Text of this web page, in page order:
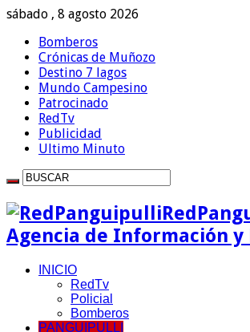
sábado , 8 agosto 2026
Bomberos
Crónicas de Muñozo
Destino 7 lagos
Mundo Campesino
Patrocinado
RedTv
Publicidad
Ultimo Minuto
Agencia de Información y
INICIO
RedTv
Policial
Bomberos
PANGUIPULLI